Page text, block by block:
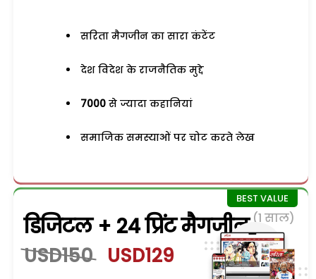
सरिता मैगजीन का सारा कंटेंट
देश विदेश के राजनैतिक मुद्दे
7000 से ज्यादा कहानियां
समाजिक समस्याओं पर चोट करते लेख
डिजिटल + 24 प्रिंट मैगजीन (1 साल)
USD150 USD129